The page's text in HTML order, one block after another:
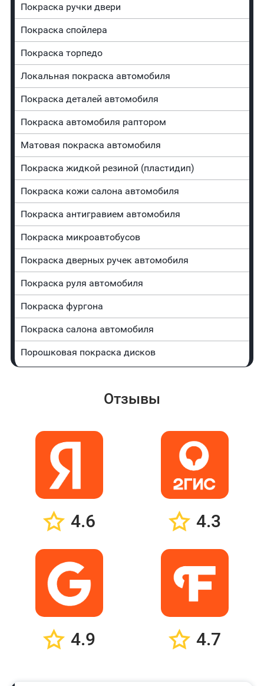
Покраска ручки двери
Покраска спойлера
Покраска торпедо
Локальная покраска автомобиля
Покраска деталей автомобиля
Покраска автомобиля раптором
Матовая покраска автомобиля
Покраска жидкой резиной (пластидип)
Покраска кожи салона автомобиля
Покраска антигравием автомобиля
Покраска микроавтобусов
Покраска дверных ручек автомобиля
Покраска руля автомобиля
Покраска фургона
Покраска салона автомобиля
Порошковая покраска дисков
Отзывы
4.6 4.3
4.9 4.7